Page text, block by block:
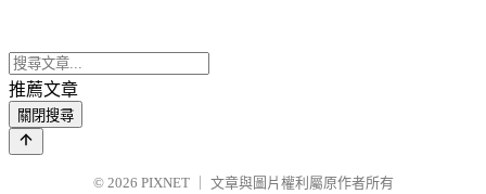
推薦文章
關閉搜尋
© 2026 PIXNET 文章與圖片權利屬原作者所有